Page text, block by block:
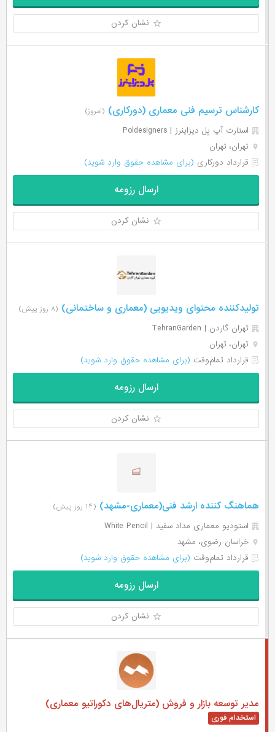
نشان کردن
کارشناس ترسیم فنی معماری (دورکاری) (امروز)
استارت آپ پل دیزاینرز | Poldesigners
تهران، تهران
قرارداد دورکاری (برای مشاهده حقوق وارد شوید)
ارسال رزومه
نشان کردن
تولیدکننده محتوای ویدیویی (معماری و ساختمانی) (۸ روز پیش)
تهران گاردن | TehranGarden
تهران، تهران
قرارداد تمام‌وقت (برای مشاهده حقوق وارد شوید)
ارسال رزومه
نشان کردن
هماهنگ کننده ارشد فنی(معماری-مشهد) (۱۴ روز پیش)
استودیو معماری مداد سفید | White Pencil
خراسان رضوی، مشهد
قرارداد تمام‌وقت (برای مشاهده حقوق وارد شوید)
ارسال رزومه
نشان کردن
مدیر توسعه بازار و فروش (متریال‌های دکوراتیو معماری)